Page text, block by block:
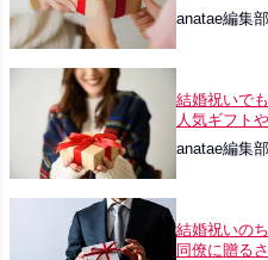
anatae編集
結婚祝いで
人気ギフト
anatae編集
結婚祝いの
同僚に贈る